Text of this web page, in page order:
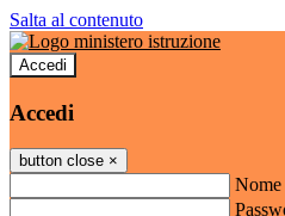
Salta al contenuto
Accedi
Accedi
button close ×
Nome